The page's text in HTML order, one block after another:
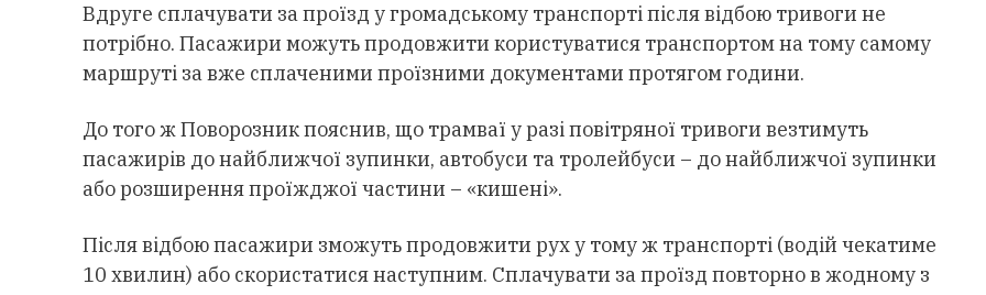
Вдруге сплачувати за проїзд у громадському транспорті після відбою тривоги не
потрібно. Пасажири можуть продовжити користуватися транспортом на тому самому
маршруті за вже сплаченими проїзними документами протягом години.
До того ж Поворозник пояснив, що трамваї у разі повітряної тривоги везтимуть
пасажирів до найближчої зупинки, автобуси та тролейбуси – до найближчої зупинки
або розширення проїжджої частини – «кишені».
Після відбою пасажири зможуть продовжити рух у тому ж транспорті (водій чекатиме
10 хвилин) або скористатися наступним. Сплачувати за проїзд повторно в жодному з